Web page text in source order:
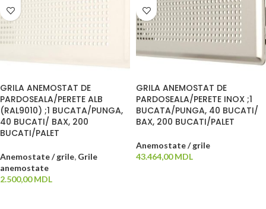
GRILA ANEMOSTAT DE
PARDOSEALA/PERETE ALB
(RAL9010) ;1 BUCATA/PUNGA,
40 BUCATI/ BAX, 200
BUCATI/PALET
Anemostate / grile, Grile
anemostate
2.500,00MDL
GRILA ANEMOSTAT DE
PARDOSEALA/PERETE INOX ;1
BUCATA/PUNGA, 40 BUCATI/
BAX, 200 BUCATI/PALET
Anemostate / grile
43.464,00MDL